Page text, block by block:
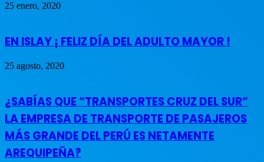
25 enero, 2020
EN ISLAY ¡ FELIZ DÍA DEL ADULTO MAYOR !
25 agosto, 2020
¿SABÍAS QUE “TRANSPORTES CRUZ DEL SUR”
LA EMPRESA DE TRANSPORTE DE PASAJEROS
MÁS GRANDE DEL PERÚ ES NETAMENTE
AREQUIPEÑA?